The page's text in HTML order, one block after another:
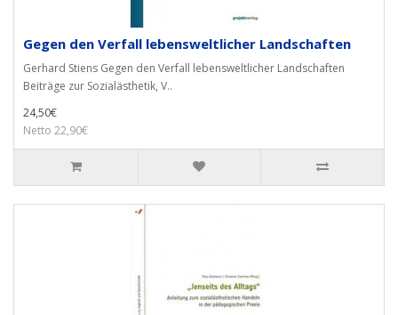
Gegen den Verfall lebensweltlicher Landschaften
Gerhard Stiens Gegen den Verfall lebensweltlicher Landschaften
Beiträge zur Sozialästhetik, V..
24,50€
Netto 22,90€